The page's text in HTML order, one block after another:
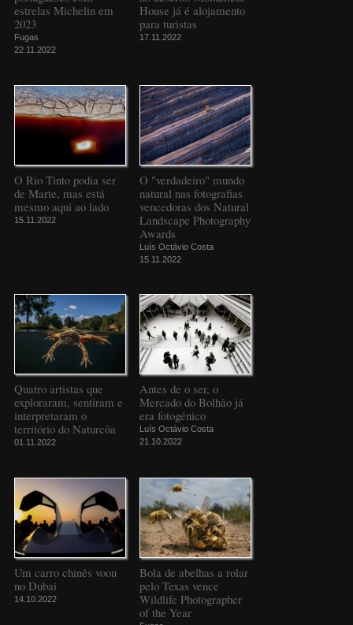
estrelas Michelin em
2023
Fugas
22.11.2022
House já é alojamento
para turistas
17.11.2022
O Rio Tinto podia ser
de Marte, mas está
mesmo aqui ao lado
15.11.2022
O "verdadeiro" mundo
natural nas fotografias
vencedoras dos Natural
Landscape Photography
Awards
Luís Octávio Costa
15.11.2022
Quatro artistas que
exploraram, sentiram e
interpretaram o
território do Naturcôa
01.11.2022
Antes de o ser, o
Mercado do Bolhão já
era fotogénico
Luís Octávio Costa
21.10.2022
Um carro chinês voou
no Dubai
14.10.2022
Bola de abelhas a rolar
pelo Texas vence
Wildlife Photographer
of the Year